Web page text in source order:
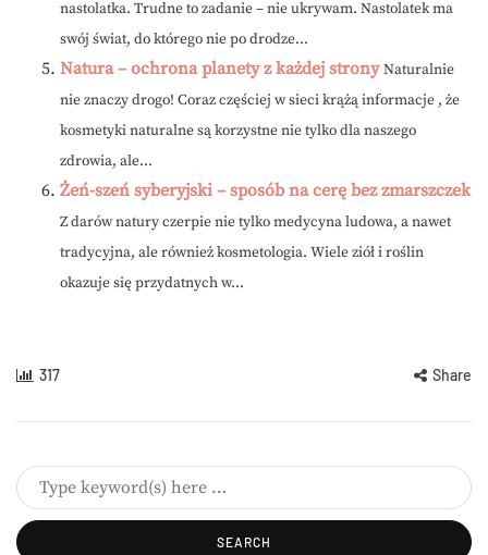
nastolatka. Trudne to zadanie – nie ukrywam. Nastolatek ma
swój świat, do którego nie po drodze...
Natura – ochrona planety z każdej strony Naturalnie
nie znaczy drogo! Coraz częściej w sieci krążą informacje , że
kosmetyki naturalne są korzystne nie tylko dla naszego
zdrowia, ale...
Żeń-szeń syberyjski – sposób na cerę bez zmarszczek
Z darów natury czerpie nie tylko medycyna ludowa, a nawet
tradycyjna, ale również kosmetologia. Wiele ziół i roślin
okazuje się przydatnych w...
317 Share